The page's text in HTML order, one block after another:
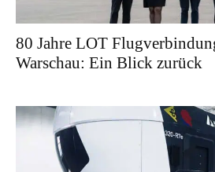
80 Jahre LOT
Warschau: Ein Blick zurück